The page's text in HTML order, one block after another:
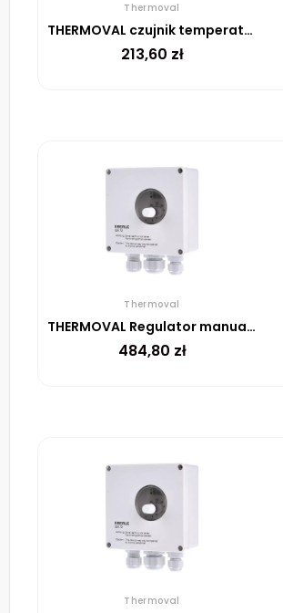
Thermoval
THERMOVAL czujnik temperatury do UTR, powietrzny, w puszce
213,60 zł
Thermoval
THERMOVAL Regulator manualny UTR 60
484,80 zł
Thermoval